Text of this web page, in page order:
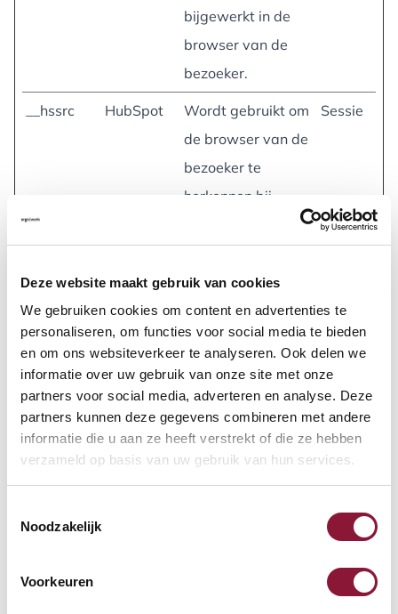
Deze website maakt gebruik van cookies
We gebruiken cookies om content en advertenties te
personaliseren, om functies voor social media te bieden
en om ons websiteverkeer te analyseren. Ook delen we
informatie over uw gebruik van onze site met onze
partners voor social media, adverteren en analyse. Deze
partners kunnen deze gegevens combineren met andere
informatie die u aan ze heeft verstrekt of die ze hebben
verzameld op basis van uw gebruik van hun services.
Noodzakelijk
Voorkeuren
bijgewerkt in de
browser van de
bezoeker.
__hssrc HubSpot
Wordt gebruikt om
de browser van de
bezoeker te
herkennen bij
Sessie
__hstc HubSpot
Stelt een unieke ID
in voor de sessie.
Hierdoor kan de
website voor
statistische
doeleinden
gegevens over
bezoekersgedrag
dagen